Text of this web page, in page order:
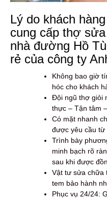
Lý do khách
cung cấp thợ
nhà đường Hồ
rẻ của công ty
Không bao giờ
hóc cho khách
Đội ngũ thợ giỏi
thực – Tận tâm
Có mặt nhanh
được yêu cầu từ
Trình bày
minh bạch rõ
sau khi được
Vật tư sửa chữa
tem bảo hành
Phục vụ 24/24: